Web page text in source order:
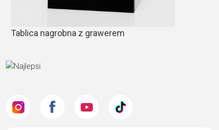
Tablica nagrobna z grawerem